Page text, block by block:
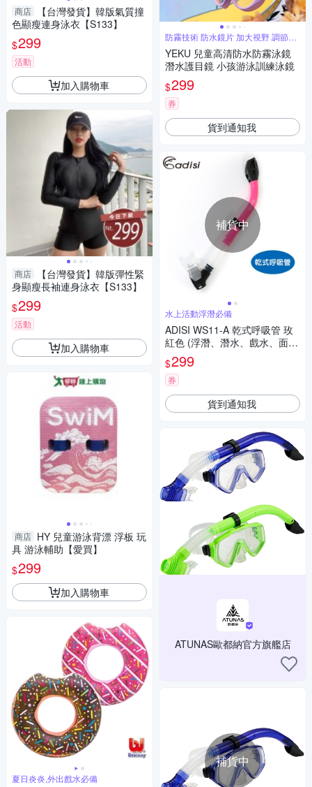
商店
【台灣發貨】韓版氣質撞
色顯瘦連身泳衣【S133】
$299
活動
加入購物車
商店
【台灣發貨】韓版彈性緊
身顯瘦長袖連身泳衣【S133】
$299
活動
加入購物車
商店 HY 兒童游泳背漂 浮板 玩
具 游泳輔助【愛買】
$299
加入購物車
夏日炎炎,外出戲水必備
防霧技術 防水鏡片 加大視野 調節方
便
YEKU 兒童高清防水防霧泳鏡
潛水護目鏡 小孩游泳訓練泳鏡
$299
券
貨到通知我
補貨中
水上活動浮潛必備
ADISI WS11-A 乾式呼吸管 玫
紅色 (浮潛、潛水、戲水、面鏡
配件)
$299
券
貨到通知我
ATUNAS歐都納官方旗艦店
補貨中